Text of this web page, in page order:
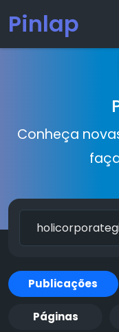
Pinlap
Conheça
Publicações
Páginas